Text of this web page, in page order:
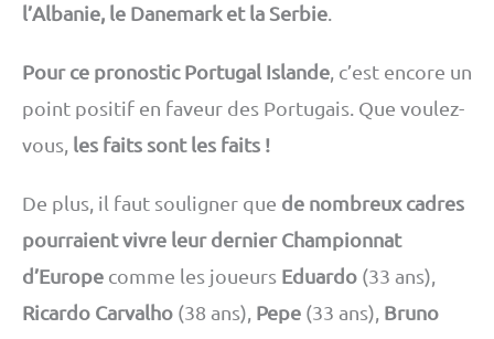
l’Albanie, le Danemark et la Serbie.
Pour ce pronostic Portugal Islande , c’est encore un
point positif en faveur des Portugais. Que voulez-
vous, les faits sont les faits !
De plus, il faut souligner que de nombreux cadres
pourraient vivre leur dernier Championnat
d’Europe comme les joueurs Eduardo (33 ans),
Ricardo Carvalho (38 ans), Pepe (33 ans), Bruno